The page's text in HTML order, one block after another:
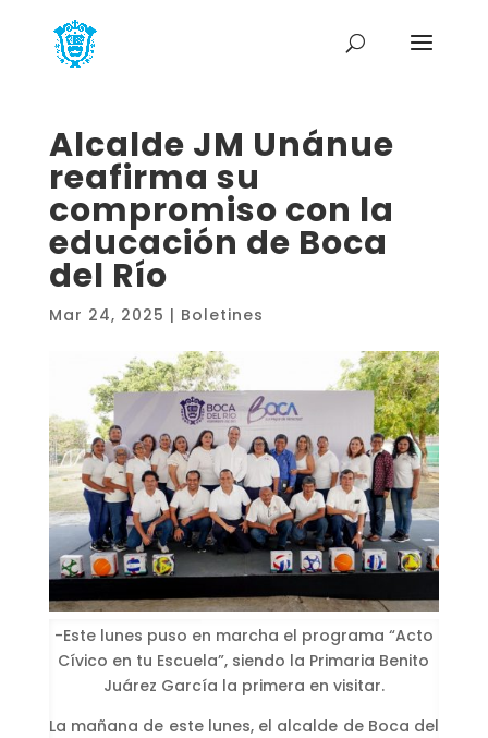
Alcalde JM Unánue
reafirma su
compromiso con la
educación de Boca
del Río
Mar 24, 2025 | Boletines
-Este lunes puso en marcha el programa “Acto
Cívico en tu Escuela”, siendo la Primaria Benito
Juárez García la primera en visitar.
La mañana de este lunes, el alcalde de Boca del